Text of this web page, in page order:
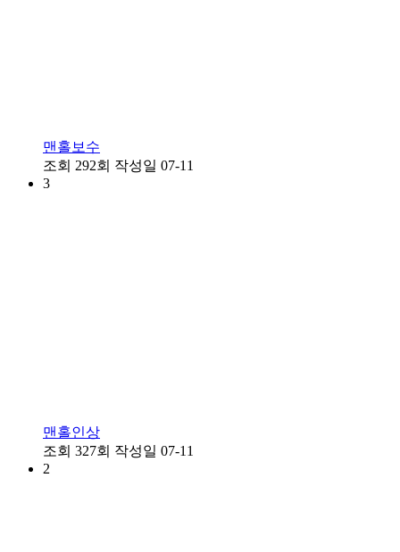
맨홀보수
조회 292회 작성일 07-11
3
맨홀인상
조회 327회 작성일 07-11
2